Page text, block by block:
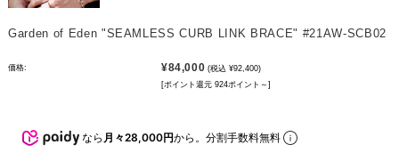
Garden of Eden "SEAMLESS CURB LINK BRACE" #21AW-SCB02
価格: ¥84,000 (税込 ¥92,400)
[ポイント還元 924ポイント～]
なら 月々28,000円から。分割手数料無料